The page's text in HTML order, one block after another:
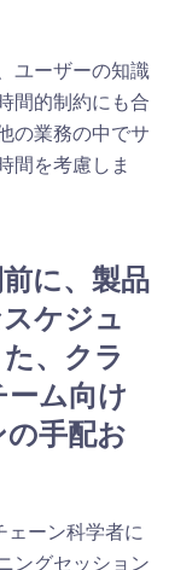
ユーザーの知識
間的制約にも合
の業務の中でサ
間を考慮しま
に、製品
ケジュ
、クラ
ム向け
手配お
ェーン科学者に
ングセッション